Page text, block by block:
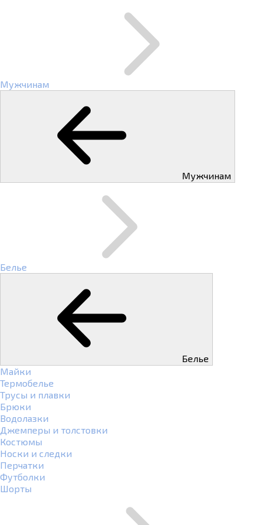
Мужчинам
Мужчинам
Белье
Белье
Майки
Термобелье
Трусы и плавки
Брюки
Водолазки
Джемперы и толстовки
Костюмы
Носки и следки
Перчатки
Футболки
Шорты